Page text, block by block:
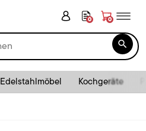
0 0

Edelstahlmöbel Kochgeräte